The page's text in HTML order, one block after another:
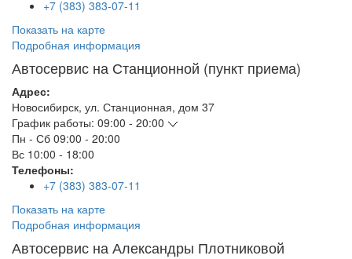
+7 (383) 383-07-11
Показать на карте
Подробная информация
Автосервис на Станционной (пункт приема)
Адрес:
Новосибирск, ул. Станционная, дом 37
График работы: 09:00 - 20:00
Пн - Сб 09:00 - 20:00
Вс 10:00 - 18:00
Телефоны:
+7 (383) 383-07-11
Показать на карте
Подробная информация
Автосервис на Александры Плотниковой